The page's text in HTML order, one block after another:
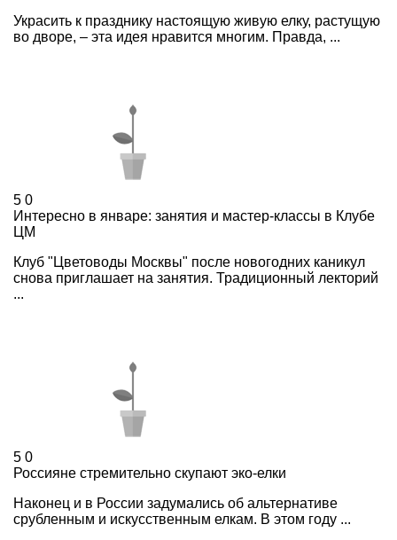
Украсить к празднику настоящую живую елку, растущую
во дворе, – эта идея нравится многим. Правда, ...
5 0
Интересно в январе: занятия и мастер-классы в Клубе
ЦМ
Клуб "Цветоводы Москвы" после новогодних каникул
снова приглашает на занятия. Традиционный лекторий
...
5 0
Россияне стремительно скупают эко-елки
Наконец и в России задумались об альтернативе
срубленным и искусственным елкам. В этом году ...